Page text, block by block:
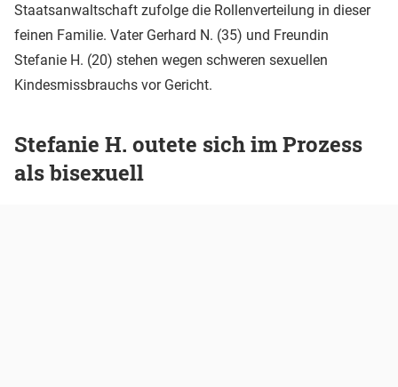
Staatsanwaltschaft zufolge die Rollenverteilung in dieser
feinen Familie. Vater Gerhard N. (35) und Freundin
Stefanie H. (20) stehen wegen schweren sexuellen
Kindesmissbrauchs vor Gericht.
Stefanie H. outete sich im Prozess
als bisexuell